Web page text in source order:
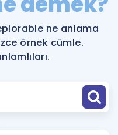
ne anlama
örnek cümle.